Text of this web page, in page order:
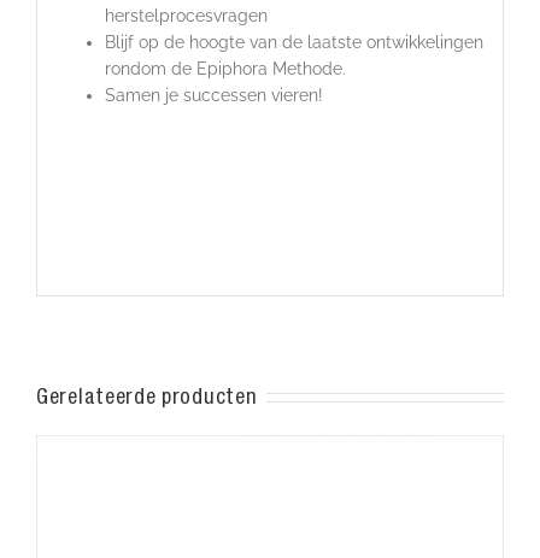
herstelprocesvragen
Blijf op de hoogte van de laatste ontwikkelingen
rondom de Epiphora Methode.
Samen je successen vieren!
Gerelateerde producten